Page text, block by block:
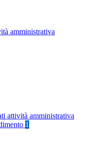
amministrativa
attività amministrativa
1